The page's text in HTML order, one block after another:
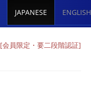
JAPANESE ENGLISH
[会員限定・要二段階認証]